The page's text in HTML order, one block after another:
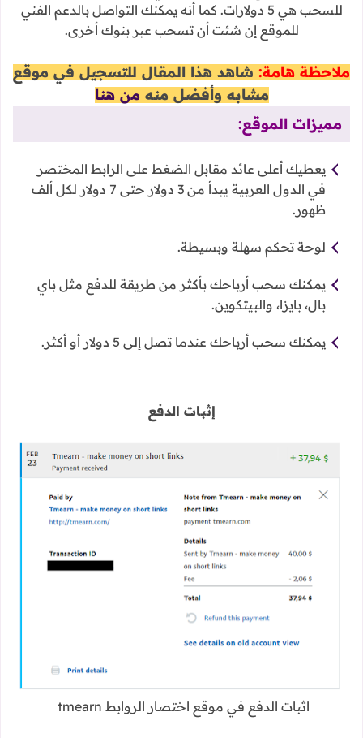
للسحب هي 5 دولارات. كما أنه يمكنك التواصل بالدعم الفني
للموقع إن شئت أن تسحب عبر بنوك أخرى.
ملاحظة هامة: شاهد هذا المقال للتسجيل في موقع
مشابه وأفضل منه من هنا
مميزات الموقع:
يعطيك أعلى عائد مقابل الضغط على الرابط المختصر
في الدول العربية يبدأ من 3 دولار حتى 7 دولار لكل ألف
ظهور.
لوحة تحكم سهلة وبسيطة.
يمكنك سحب أرباحك بأكثر من طريقة للدفع مثل باي
بال، بايزا، والبيتكوين.
يمكنك سحب أرباحك عندما تصل إلى 5 دولار أو أكثر.
إثبات الدفع
اثبات الدفع في موقع اختصار الروابط tmearn